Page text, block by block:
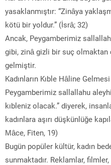
yasaklanmıştır: “Zinâya
kötü bir yoldur.” (İsrâ; 32)
Ancak, Peygamberimiz
gibi, zinâ gizli bir suç olmaktan
gelmiştir.
Kadınların Kıble Hâline Gelmesi
Peygamberimiz sallallahu
kıbleniz olacak.” diyerek,
kadınlara aşırı düşkünlüğe
Mâce, Fiten, 19)
Bugün popüler kültür, kadın
sunmaktadır. Reklamlar,